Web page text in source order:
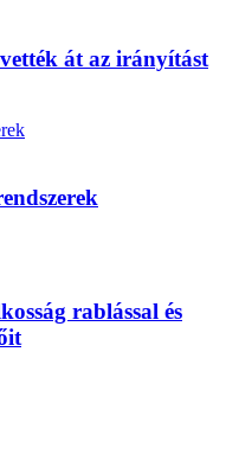
át az irányítást
rablással és